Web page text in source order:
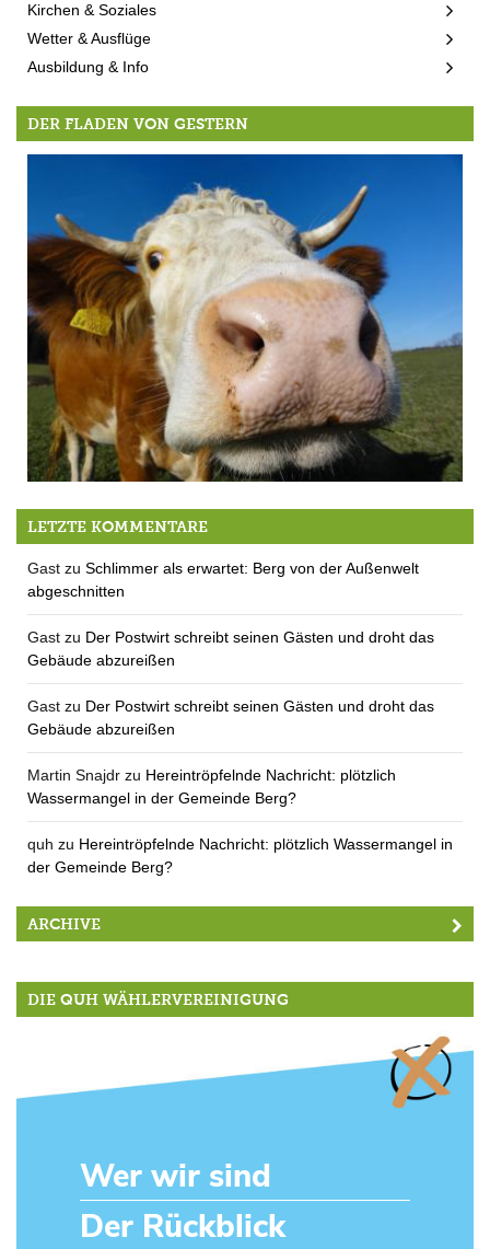
Kirchen & Soziales
Wetter & Ausflüge
Ausbildung & Info
DER FLADEN VON GESTERN
Der QUH-Adventskalender 2011 – die 9. Kuh
LETZTE KOMMENTARE
Gast zu Schlimmer als erwartet: Berg von der Außenwelt
abgeschnitten
Gast zu Der Postwirt schreibt seinen Gästen und droht das
Gebäude abzureißen
Gast zu Der Postwirt schreibt seinen Gästen und droht das
Gebäude abzureißen
Martin Snajdr zu Hereintröpfelnde Nachricht: plötzlich
Wassermangel in der Gemeinde Berg?
quh zu Hereintröpfelnde Nachricht: plötzlich Wassermangel in
der Gemeinde Berg?
ARCHIVE
DIE QUH WÄHLERVEREINIGUNG
Wer wir sind
Der Rückblick